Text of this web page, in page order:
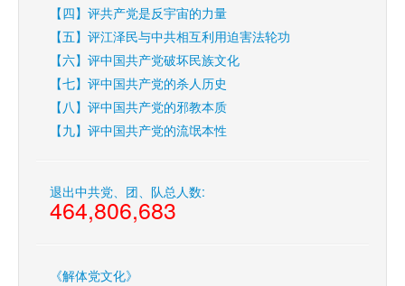
【四】评共产党是反宇宙的力量
【五】评江泽民与中共相互利用迫害法轮功
【六】评中国共产党破坏民族文化
【七】评中国共产党的杀人历史
【八】评中国共产党的邪教本质
【九】评中国共产党的流氓本性
退出中共党、团、队总人数:
464,806,683
《解体党文化》